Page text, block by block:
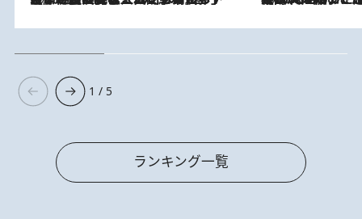
1 / 5
ランキング一覧